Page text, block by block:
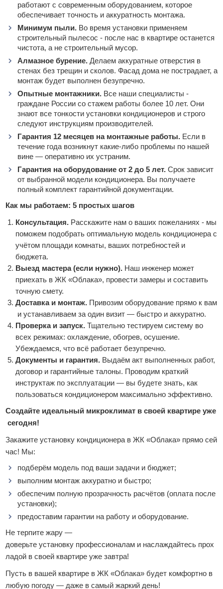
работают с современным оборудованием, которое
обеспечивает точность и аккуратность монтажа.
Минимум пыли. Во время установки применяем
строительный пылесос - после нас в квартире останется
чистота, а не строительный мусор.
Алмазное бурение. Делаем аккуратные отверстия в
стенах без трещин и сколов. Фасад дома не пострадает, а
монтаж будет выполнен безупречно.
Опытные монтажники. Все наши специалисты -
граждане России со стажем работы более 10 лет. Они
знают все тонкости установки кондиционеров и строго
следуют инструкциям производителей.
Гарантия 12 месяцев на монтажные работы. Если в
течение года возникнут какие‑либо проблемы по нашей
вине — оперативно их устраним.
Гарантия на оборудование от 2 до 5 лет. Срок зависит
от выбранной модели кондиционера. Вы получаете
полный комплект гарантийной документации.
Как мы работаем: 5 простых шагов
Консультация. Расскажите нам о ваших пожеланиях - мы
поможем подобрать оптимальную модель кондиционера с
учётом площади комнаты, ваших потребностей и
бюджета.
Выезд мастера (если нужно). Наш инженер может
приехать в ЖК «Облака», провести замеры и составить
точную смету.
Доставка и монтаж. Привозим оборудование прямо к вам
и устанавливаем за один визит — быстро и аккуратно.
Проверка и запуск. Тщательно тестируем систему во
всех режимах: охлаждение, обогрев, осушение.
Убеждаемся, что всё работает безупречно.
Документы и гарантия. Выдаём акт выполненных работ,
договор и гарантийные талоны. Проводим краткий
инструктаж по эксплуатации — вы будете знать, как
пользоваться кондиционером максимально эффективно.
Создайте идеальный микроклимат в своей квартире уже
сегодня!
Закажите установку кондиционера в ЖК «Облака» прямо сей
час! Мы:
подберём модель под ваши задачи и бюджет;
выполним монтаж аккуратно и быстро;
обеспечим полную прозрачность расчётов (оплата после
установки);
предоставим гарантии на работу и оборудование.
Не терпите жару —
доверьте установку профессионалам и наслаждайтесь прох
ладой в своей квартире уже завтра!
Пусть в вашей квартире в ЖК «Облака» будет комфортно в
любую погоду — даже в самый жаркий день!